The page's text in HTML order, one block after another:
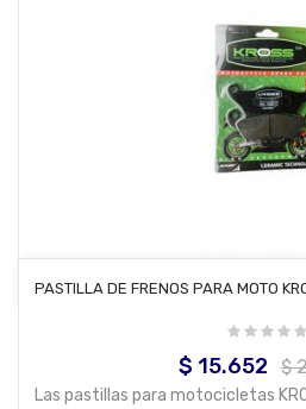
AÑADIR AL
PASTILLA DE FRENOS PARA MOTO
Precio
$ 15.652
base
$
Las pastillas para motocicletas